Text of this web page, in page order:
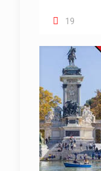
19